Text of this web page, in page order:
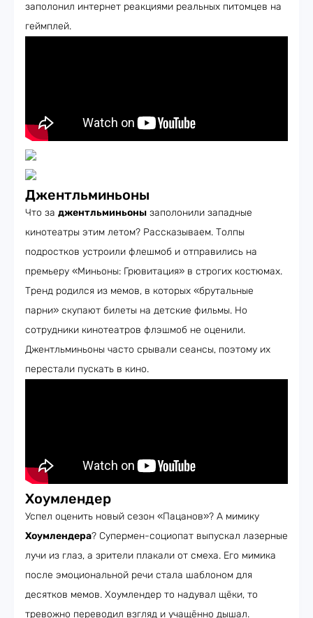
заполонил интернет реакциями реальных питомцев на
геймплей.
Джентльминьоны
Что за джентльминьоны заполонили западные
кинотеатры этим летом? Рассказываем. Толпы
подростков устроили флешмоб и отправились на
премьеру «Миньоны: Грювитация» в строгих костюмах.
Тренд родился из мемов, в которых «брутальные
парни» скупают билеты на детские фильмы. Но
сотрудники кинотеатров флэшмоб не оценили.
Джентльминьоны часто срывали сеансы, поэтому их
перестали пускать в кино.
Хоумлендер
Успел оценить новый сезон «Пацанов»? А мимику
Хоумлендера? Супермен-социопат выпускал лазерные
лучи из глаз, а зрители плакали от смеха. Его мимика
после эмоциональной речи стала шаблоном для
десятков мемов. Хоумлендер то надувал щёки, то
тревожно переводил взгляд и учащённо дышал.